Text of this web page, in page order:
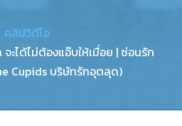
คลิปวิดีโอ
ะได้ไม่ต้องแอ๊บให้เมื่อย | ซ่อนรัก
Cupids บริษัทรักอุตลุด)